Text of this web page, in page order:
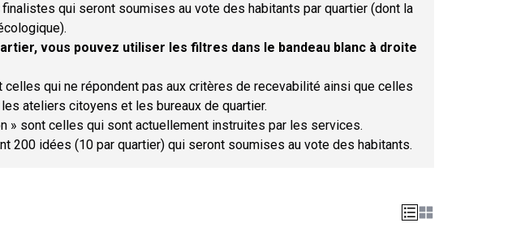
qui seront soumises au vote des habitants par quartier (dont la
vous pouvez utiliser les filtres dans le bandeau blanc à droite
celles qui ne répondent pas aux critères de recevabilité ainsi que celles
ateliers citoyens et les bureaux de quartier.
» sont celles qui sont actuellement instruites par les services.
200 idées (10 par quartier) qui seront soumises au vote des habitants.